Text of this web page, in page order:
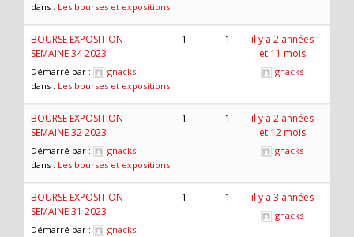
dans : Les bourses et expositions
BOURSE EXPOSITION
SEMAINE 34 2023
Démarré par :
gnacks
dans : Les bourses et expositions
1 1
il y a 2 années
et 11 mois
gnacks
BOURSE EXPOSITION
SEMAINE 32 2023
Démarré par :
gnacks
dans : Les bourses et expositions
1 1
il y a 2 années
et 12 mois
gnacks
BOURSE EXPOSITION
SEMAINE 31 2023
Démarré par :
gnacks
1 1 il y a 3 années
gnacks